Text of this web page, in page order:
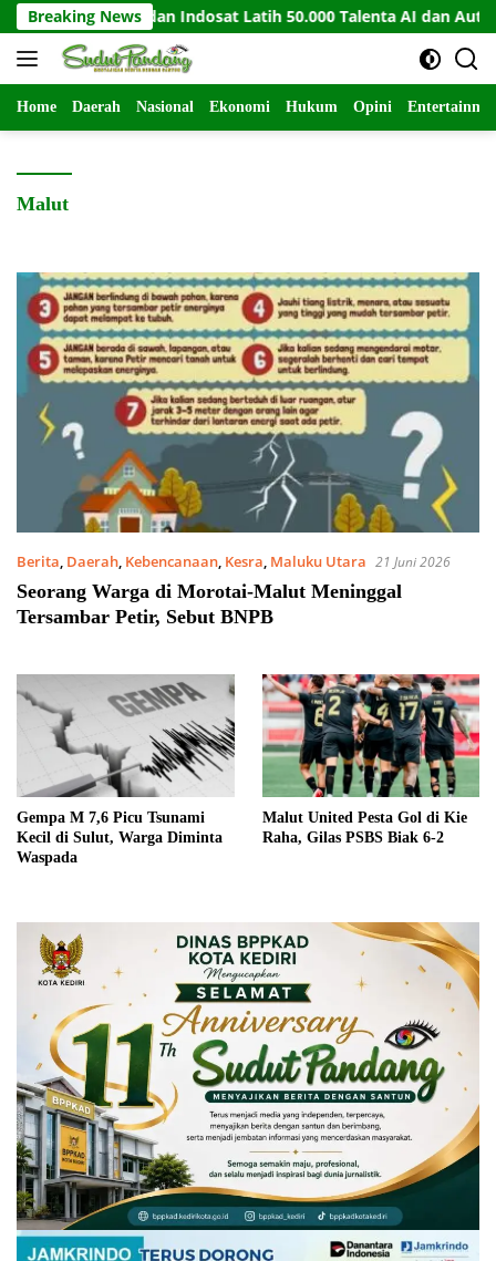
Langsung
ke
konten
Breaking News
UiPath dan Indosat Latih 50.000 Talenta AI dan Automation
Home Daerah Nasional Ekonomi Hukum Opini
Malut
Berita, Daerah, Kebencanaan, Kesra, Maluku Utara 21 Juni 2026
Seorang Warga di Morotai-Malut Meninggal
Tersambar Petir, Sebut BNPB
Gempa M 7,6 Picu Tsunami
Kecil di Sulut, Warga Diminta
Waspada
Malut United Pesta Gol di Kie
Raha, Gilas PSBS Biak 6-2